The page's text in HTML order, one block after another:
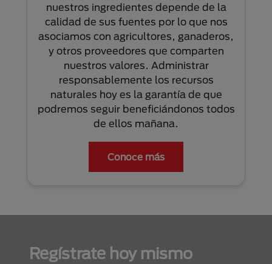
nuestros ingredientes depende de la
calidad de sus fuentes por lo que nos
asociamos con agricultores, ganaderos,
y otros proveedores que comparten
nuestros valores. Administrar
responsablemente los recursos
naturales hoy es la garantía de que
podremos seguir beneficiándonos todos
de ellos mañana.
Conoce más
Regístrate hoy mismo